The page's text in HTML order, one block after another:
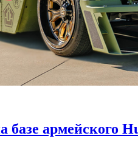
базе армейского